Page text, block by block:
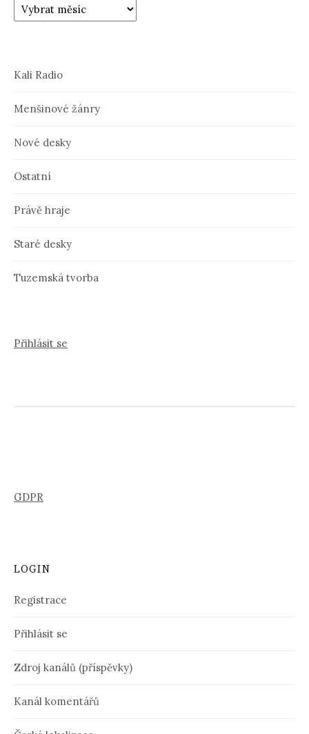
Kali Radio
Menšinové žánry
Nové desky
Ostatní
Právě hraje
Staré desky
Tuzemská tvorba
Přihlásit se
GDPR
LOGIN
Registrace
Přihlásit se
Zdroj kanálů (příspěvky)
Kanál komentářů